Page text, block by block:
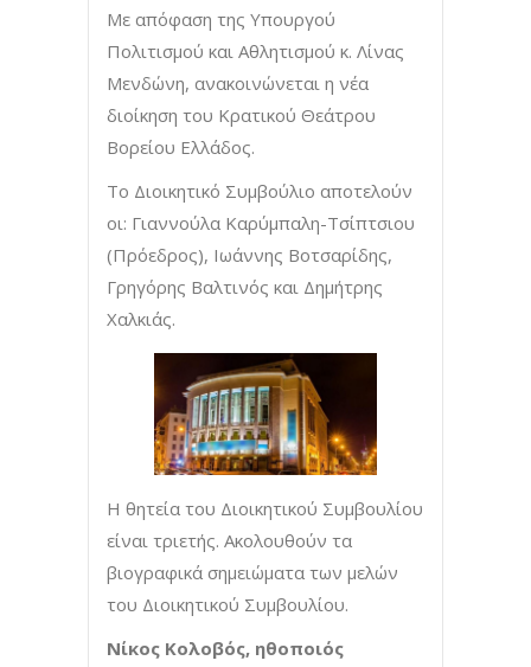
Με απόφαση της Υπουργού
Πολιτισμού και Αθλητισμού κ. Λίνας
Μενδώνη, ανακοινώνεται η νέα
διοίκηση του Κρατικού Θεάτρου
Βορείου Ελλάδος.
Το Διοικητικό Συμβούλιο αποτελούν
οι: Γιαννούλα Καρύμπαλη-Τσίπτσιου
(Πρόεδρος), Ιωάννης Βοτσαρίδης,
Γρηγόρης Βαλτινός και Δημήτρης
Χαλκιάς.
Η θητεία του Διοικητικού Συμβουλίου
είναι τριετής. Ακολουθούν τα
βιογραφικά σημειώματα των μελών
του Διοικητικού Συμβουλίου.
Νίκος Κολοβός, ηθοποιός